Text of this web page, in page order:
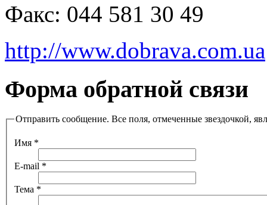
Факс: 044 581 30 49
http://www.dobrava.com.ua
Форма обратной связи
Отправить сообщение. Все поля, отмеченные звездочкой,
Имя *
E-mail *
Тема *